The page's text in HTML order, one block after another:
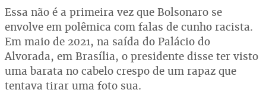
Essa não é a primeira vez que Bolsonaro se
envolve em polêmica com falas de cunho racista.
Em maio de 2021, na saída do Palácio do
Alvorada, em Brasília, o presidente disse ter visto
uma barata no cabelo crespo de um rapaz que
tentava tirar uma foto sua.